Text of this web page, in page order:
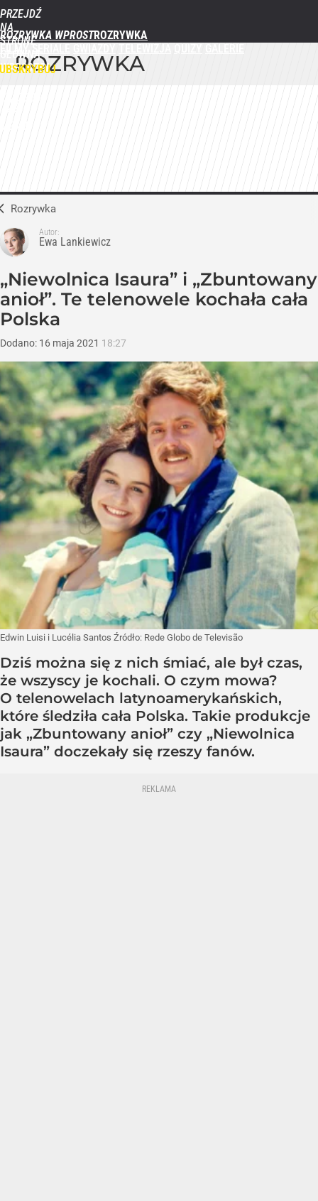
PRZEJDŹ
NA
STRONĘ
GŁÓWNĄ
WPROST.PL
ROZRYWKA WPROST
ROZRYWKA
Rozrywka
Autor:
Ewa Lankiewicz
„Niewolnica Isaura” i „Zbuntowany
anioł”. Te telenowele kochała cała
Polska
Dodano: 16 maja 2021 18:27
Edwin Luisi i Lucélia Santos Źródło: Rede Globo de Televisão
Dziś można się z nich śmiać, ale był czas,
że wszyscy je kochali. O czym mowa?
O telenowelach latynoamerykańskich,
które śledziła cała Polska. Takie produkcje
jak „Zbuntowany anioł” czy „Niewolnica
Isaura” doczekały się rzeszy fanów.